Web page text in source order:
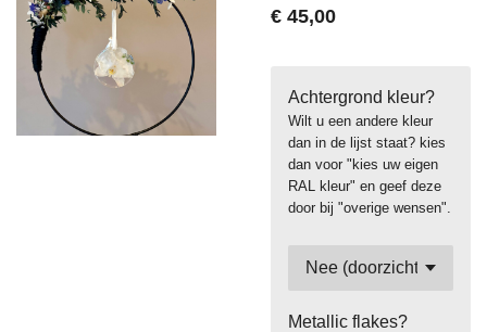
€ 45,00
Achtergrond kleur?
Wilt u een andere kleur
dan in de lijst staat? kies
dan voor "kies uw eigen
RAL kleur" en geef deze
door bij "overige wensen".
Metallic flakes?